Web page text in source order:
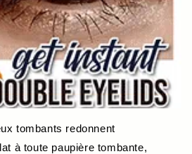
tombants redonnent
à toute paupière tombante,